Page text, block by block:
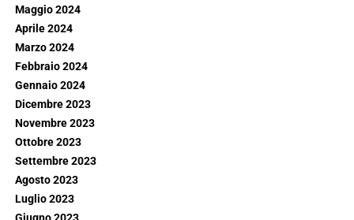
Maggio 2024
Aprile 2024
Marzo 2024
Febbraio 2024
Gennaio 2024
Dicembre 2023
Novembre 2023
Ottobre 2023
Settembre 2023
Agosto 2023
Luglio 2023